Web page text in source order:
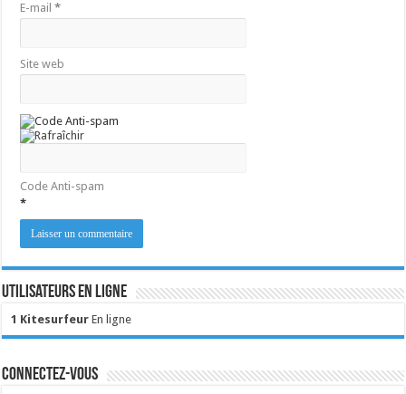
E-mail*
Site web
Code Anti-spam
*
Utilisateurs en ligne
1 Kitesurfeur En ligne
Connectez-vous